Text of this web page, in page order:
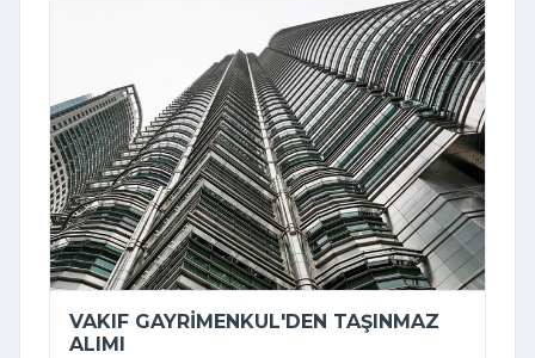
VAKIF GAYRIMENKUL'DEN TAŞINMAZ
ALIMI